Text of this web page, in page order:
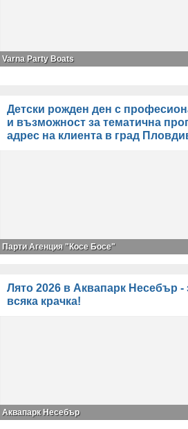
Varna Party Boats
Детски рожден ден с
и възможност за тематична
адрес на клиента в град
Парти Агенция "Косе Босе"
Лято 2026 в Аквапарк Несебър -
всяка крачка!
Аквапарк Несебър